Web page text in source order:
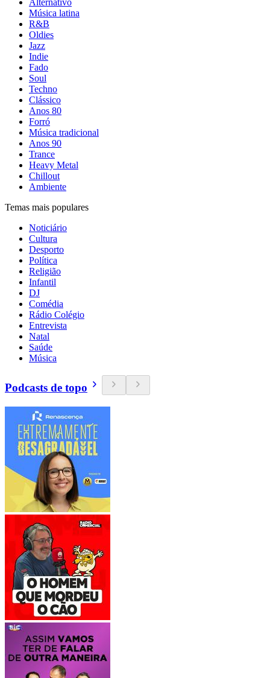
Alternativo
Música latina
R&B
Oldies
Jazz
Indie
Fado
Soul
Techno
Clássico
Anos 80
Forró
Música tradicional
Anos 90
Trance
Heavy Metal
Chillout
Ambiente
Temas mais populares
Noticiário
Cultura
Desporto
Política
Religião
Infantil
DJ
Comédia
Rádio Colégio
Entrevista
Natal
Saúde
Música
Podcasts de topo